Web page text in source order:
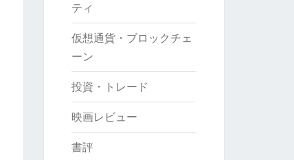
ティ
仮想通貨・ブロックチェ
ーン
投資・トレード
映画レビュー
書評